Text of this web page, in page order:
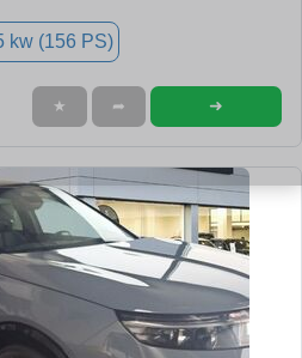
kw (156 PS)
★ ➦ ➜